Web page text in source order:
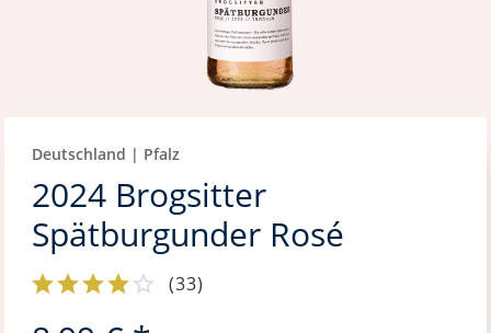
Deutschland | Pfalz
2024 Brogsitter
Spätburgunder Rosé
(33)